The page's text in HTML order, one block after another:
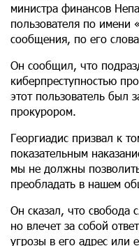
министра финансов
пользователя по имени
сообщения, по его
Он сообщил, что
киберпреступностью
этот пользователь был
прокурором.
Георгиадис призвал к
показательным
мы не должны
преобладать в нашем
Он сказал, что свобода
но влечет за собой
угрозы в его адрес или